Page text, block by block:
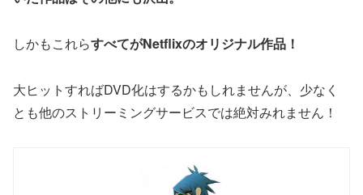
しかもこれらすべてがNetflixのオリジナル作品！
大ヒットすればDVD化はするかもしれませんが、少なく
とも他のストリーミングサービスでは絶対みれません！